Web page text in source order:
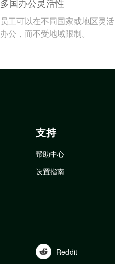
多国办公灵活性
员工可以在不同国家或地区灵活
办公，而不受地域限制。
支持
帮助中心
设置指南
Reddit